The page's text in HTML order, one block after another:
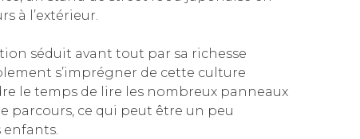
à l’extérieur.
séduit avant tout par sa richesse
s’imprégner de cette culture
le temps de lire les nombreux panneaux
parcours, ce qui peut être un peu
enfants.